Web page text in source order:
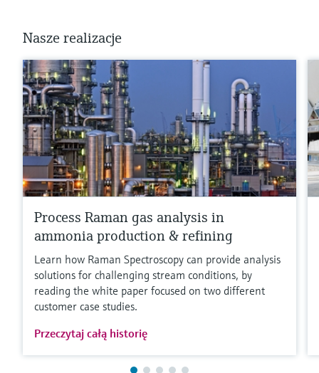
Nasze realizacje
Process Raman gas analysis in
ammonia production & refining
Learn how Raman Spectroscopy can provide analysis
solutions for challenging stream conditions, by
reading the white paper focused on two different
customer case studies.
Przeczytaj całą historię